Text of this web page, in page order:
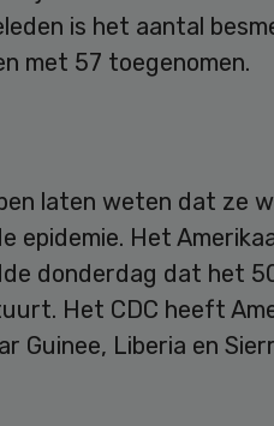
is het aantal
met 57 toegenomen.
laten weten dat ze
epidemie. Het
donderdag dat het
Het CDC heeft
Guinee, Liberia en